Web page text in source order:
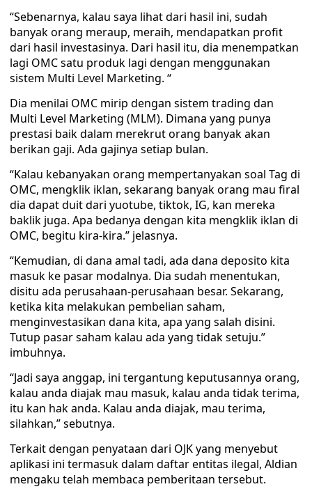
“Sebenarnya, kalau saya lihat dari hasil ini, sudah
banyak orang meraup, meraih, mendapatkan profit
dari hasil investasinya. Dari hasil itu, dia menempatkan
lagi OMC satu produk lagi dengan menggunakan
sistem Multi Level Marketing. “
Dia menilai OMC mirip dengan sistem trading dan
Multi Level Marketing (MLM). Dimana yang punya
prestasi baik dalam merekrut orang banyak akan
berikan gaji. Ada gajinya setiap bulan.
“Kalau kebanyakan orang mempertanyakan soal Tag di
OMC, mengklik iklan, sekarang banyak orang mau firal
dia dapat duit dari yuotube, tiktok, IG, kan mereka
baklik juga. Apa bedanya dengan kita mengklik iklan di
OMC, begitu kira-kira.” jelasnya.
“Kemudian, di dana amal tadi, ada dana deposito kita
masuk ke pasar modalnya. Dia sudah menentukan,
disitu ada perusahaan-perusahaan besar. Sekarang,
ketika kita melakukan pembelian saham,
menginvestasikan dana kita, apa yang salah disini.
Tutup pasar saham kalau ada yang tidak setuju.”
imbuhnya.
“Jadi saya anggap, ini tergantung keputusannya orang,
kalau anda diajak mau masuk, kalau anda tidak terima,
itu kan hak anda. Kalau anda diajak, mau terima,
silahkan,” sebutnya.
Terkait dengan penyataan dari OJK yang menyebut
aplikasi ini termasuk dalam daftar entitas ilegal, Aldian
mengaku telah membaca pemberitaan tersebut.